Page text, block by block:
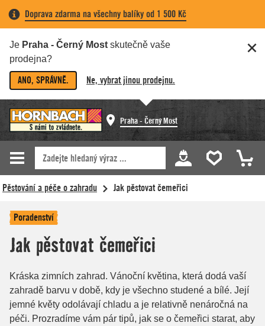
Doprava zdarma na všechny balíky od 1 500 Kč
Je Praha - Černý Most skutečně vaše
prodejna?
ANO, SPRÁVNĚ. Ne, vybrat jinou prodejnu.
Praha - Černý Most